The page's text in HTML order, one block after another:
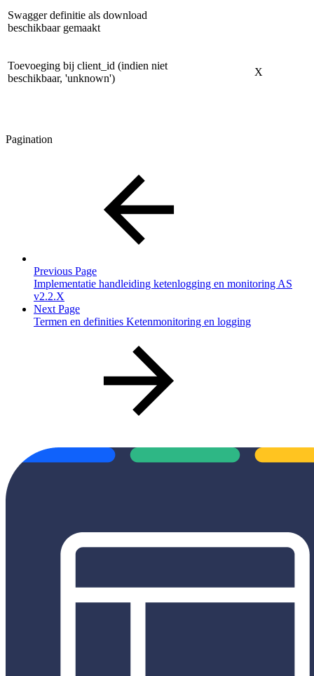
Swagger definitie als download
beschikbaar gemaakt
Toevoeging bij client_id (indien niet
beschikbaar, 'unknown')
X
Pagination
Previous Page
Implementatie handleiding ketenlogging en monitoring AS
v2.2.X
Next Page
Termen en definities Ketenmonitoring en logging